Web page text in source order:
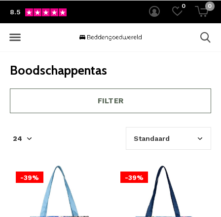
0 0
8.5
Boodschappentas
FILTER
-39% -39%